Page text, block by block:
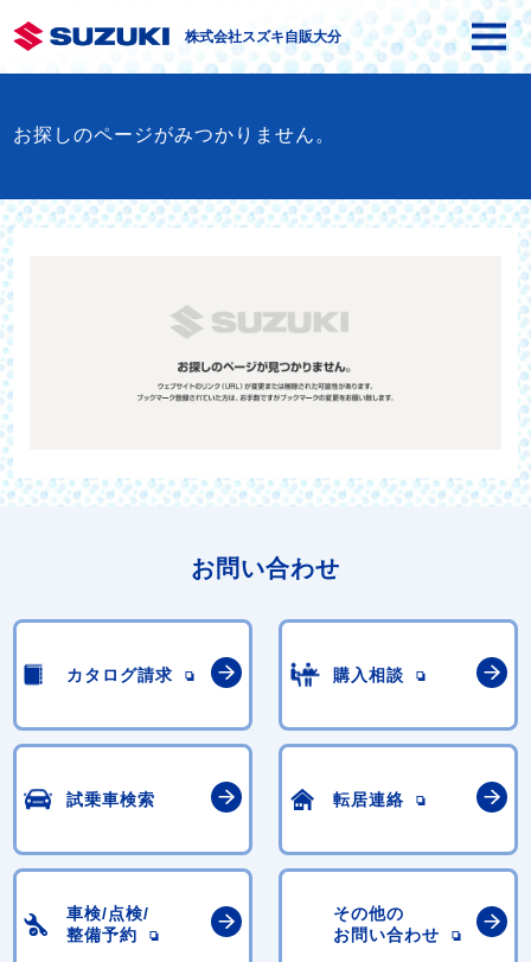
株式会社スズキ自販大分
お探しのページがみつかりません。
お問い合わせ
カタログ請求 購入相談
試乗車検索 転居連絡
車検/点検/
整備予約
その他の
お問い合わせ